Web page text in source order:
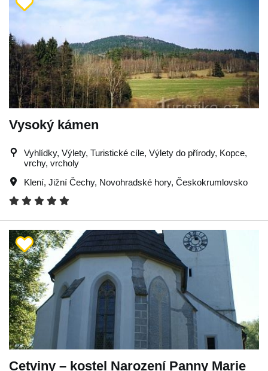
Vysoký kámen
Vyhlídky, Výlety, Turistické cíle, Výlety do přírody, Kopce,
vrchy, vrcholy
Klení, Jižní Čechy, Novohradské hory, Českokrumlovsko
Cetviny – kostel Narození Panny Marie